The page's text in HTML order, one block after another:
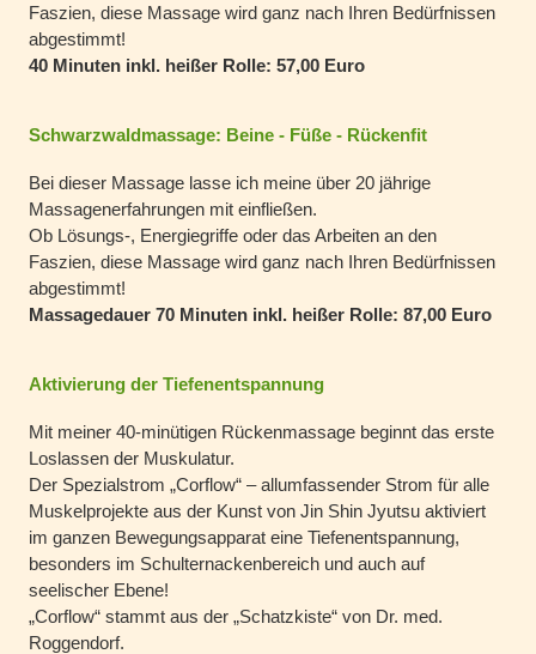
Faszien, diese Massage wird ganz nach Ihren Bedürfnissen
abgestimmt!
40 Minuten inkl. heißer Rolle: 57,00 Euro
Schwarzwaldmassage: Beine - Füße - Rückenfit
Bei dieser Massage lasse ich meine über 20 jährige
Massagenerfahrungen mit einfließen.
Ob Lösungs-, Energiegriffe oder das Arbeiten an den
Faszien, diese Massage wird ganz nach Ihren Bedürfnissen
abgestimmt!
Massagedauer 70 Minuten inkl. heißer Rolle: 87,00 Euro
Aktivierung der Tiefenentspannung
Mit meiner 40-minütigen Rückenmassage beginnt das erste
Loslassen der Muskulatur.
Der Spezialstrom „Corflow“ – allumfassender Strom für alle
Muskelprojekte aus der Kunst von Jin Shin Jyutsu aktiviert
im ganzen Bewegungsapparat eine Tiefenentspannung,
besonders im Schulternackenbereich und auch auf
seelischer Ebene!
„Corflow“ stammt aus der „Schatzkiste“ von Dr. med.
Roggendorf.